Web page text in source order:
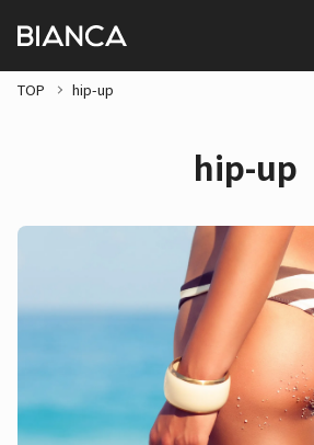
TOP hip-up
hip-up